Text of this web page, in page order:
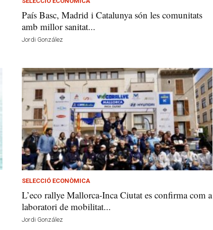
País Basc, Madrid i Catalunya són les comunitats
amb millor sanitat...
Jordi González
SELECCIÓ ECONÒMICA
L’eco rallye Mallorca-Inca Ciutat es confirma com a
laboratori de mobilitat...
Jordi González